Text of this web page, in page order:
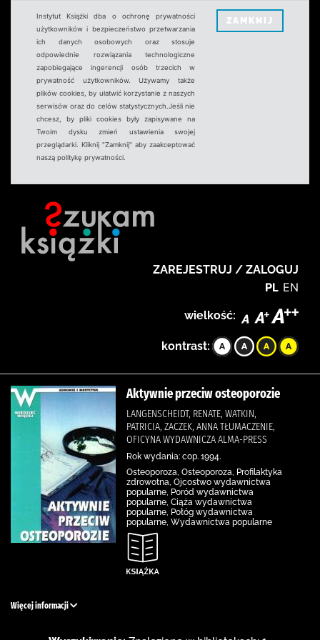
Instytut Książki dba o ochronę prywatności
użytkowników i bezpieczeństwo przetwarzania
ich danych osobowych oraz stosuje
odpowiednie rozwiązania technologiczne
zapobiegające ingerencji osób trzecich w
prywatność użytkowników. Używamy także
plików cookies, by ułatwić korzystanie z naszych
serwisów oraz do celów statystycznych.Jeśli nie
chcesz, by pliki cookies były zapisywane na
Twoim dysku zmień ustawienia swojej
przeglądarki. Kliknij "Zamknij" aby zaakceptować
naszą politykę prywatności.
ZAMKNIJ
ZAREJESTRUJ / ZALOGUJ
PL EN
wielkość:
kontrast:
Aktywnie przeciw osteoporozie
LANGENSCHEIDT, RENATE, WATKIN,
PATRICIA, ZACZEK, ANNA TŁUMACZENIE,
OFICYNA WYDAWNICZA ALMA-PRESS
Rok wydania: cop. 1994.
Osteoporoza, Osteoporoza, Profilaktyka
zdrowotna, Ojcostwo wydawnictwa
popularne, Poród wydawnictwa
popularne, Ciąża wydawnictwa
popularne, Połóg wydawnictwa
popularne, Wydawnictwa popularne
Więcej informacji